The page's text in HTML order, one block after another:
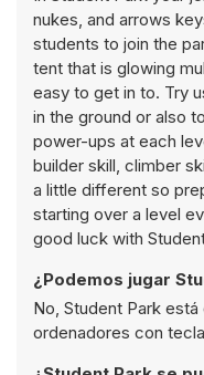
nukes, and arrows
students to join the
tent that is glowing
easy to get in to. Try
in the ground or also
power-ups at each
builder skill, climber
a little different so
starting over a level
good luck with
¿Podemos jugar
No, Student Park
ordenadores con